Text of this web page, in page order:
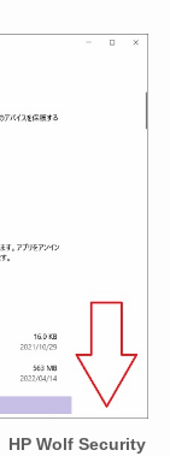
HP Wolf Security